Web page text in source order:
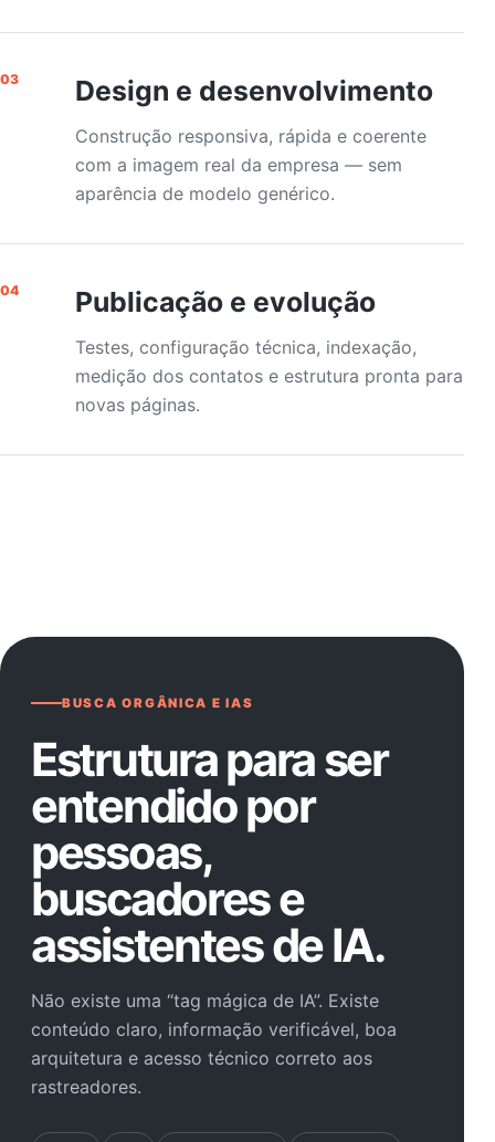
03 Design e desenvolvimento
Construção responsiva, rápida e coerente
com a imagem real da empresa — sem
aparência de modelo genérico.
04 Publicação e evolução
Testes, configuração técnica, indexação,
medição dos contatos e estrutura pronta para
novas páginas.
BUSCA ORGÂNICA E IAS
Estrutura para ser
entendido por
pessoas,
buscadores e
assistentes de IA.
Não existe uma “tag mágica de IA”. Existe
conteúdo claro, informação verificável, boa
arquitetura e acesso técnico correto aos
rastreadores.